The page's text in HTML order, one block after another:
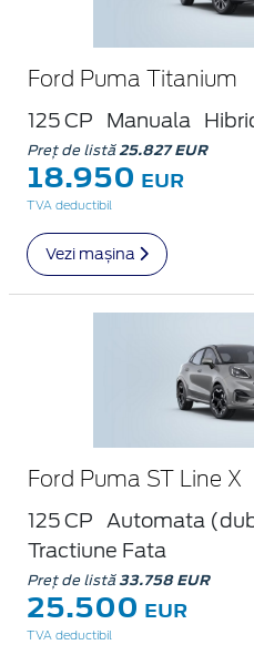
Ford Puma Titanium
125 CP Manuala
Preț de listă25.827 EUR
18.950 EUR
TVA deductibil
Vezi mașina
Ford Puma ST Line X
125 CP Automata
Tractiune Fata
Preț de listă33.758 EUR
25.500 EUR
TVA deductibil